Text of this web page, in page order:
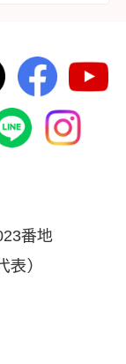
桜川市
桜川市公式
桜川
桜川市公
番地
表）